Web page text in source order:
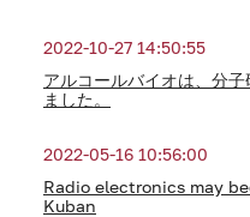
2022-10-27 14:50:55
アルコールバイオは、分
ました。
2022-05-16 10:56:00
Radio electronics may
Kuban